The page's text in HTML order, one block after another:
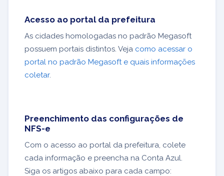
Acesso ao portal da prefeitura
As cidades homologadas no padrão Megasoft
possuem portais distintos. Veja como acessar o
portal no padrão Megasoft e quais informações
coletar.
Preenchimento das configurações de
NFS-e
Com o acesso ao portal da prefeitura, colete
cada informação e preencha na Conta Azul.
Siga os artigos abaixo para cada campo: